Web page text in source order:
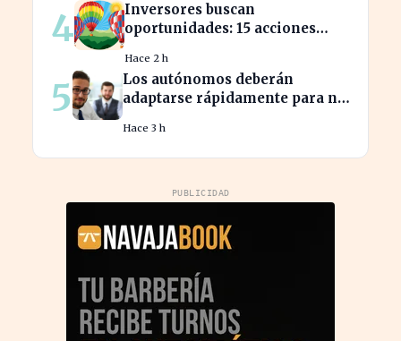
4
Inversores buscan
oportunidades: 15 acciones
bursátil
Hace 2 h
5
Los autónomos deberán
adaptarse rápidamente para no
nóminas
Hace 3 h
PUBLICIDAD